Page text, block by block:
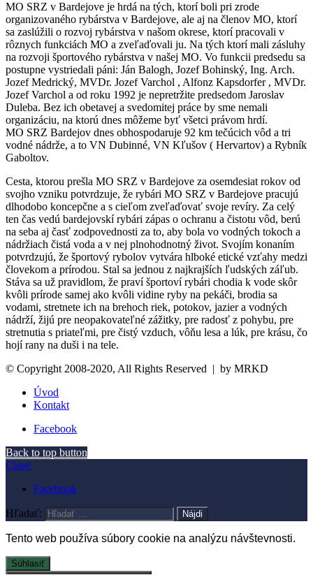
MO SRZ v Bardejove je hrdá na tých, ktorí boli pri zrode
organizovaného rybárstva v Bardejove, ale aj na členov MO, ktorí
sa zaslúžili o rozvoj rybárstva v našom okrese, ktorí pracovali v
rôznych funkciách MO a zveľaďovali ju. Na tých ktorí mali zásluhy
na rozvoji športového rybárstva v našej MO. Vo funkcii predsedu sa
postupne vystriedali páni: Ján Balogh, Jozef Bohinský, Ing. Arch.
Jozef Medrický, MVDr. Jozef Varchol , Alfonz Kapsdorfer , MVDr.
Jozef Varchol a od roku 1992 je nepretržite predsedom Jaroslav
Duleba. Bez ich obetavej a svedomitej práce by sme nemali
organizáciu, na ktorú dnes môžeme byť všetci právom hrdí.
MO SRZ Bardejov dnes obhospodaruje 92 km tečúcich vôd a tri
vodné nádrže, a to VN Dubinné, VN Kľušov ( Hervartov) a Rybník
Gaboltov.
Cesta, ktorou prešla MO SRZ v Bardejove za osemdesiat rokov od
svojho vzniku potvrdzuje, že rybári MO SRZ v Bardejove pracujú
dlhodobo koncepčne a s cieľom zveľaďovať svoje revíry. Za celý
ten čas vedú bardejovskí rybári zápas o ochranu a čistotu vôd, berú
na seba aj časť zodpovednosti za to, aby bola vo vodných tokoch a
nádržiach čistá voda a v nej plnohodnotný život. Svojím konaním
potvrdzujú, že športový rybolov vytvára hlboké etické vzťahy medzi
človekom a prírodou. Stal sa jednou z najkrajších ľudských záľub.
Stáva sa už pravidlom, že praví športoví rybári chodia k vode skôr
kvôli prírode samej ako kvôli vidine ryby na pekáči, brodia sa
vodami, stretnete ich na brehoch riek, potokov, jazier a vodných
nádrží, žijú pre neopakovateľné zážitky, pre radosť z pohybu, pre
stretnutia s priateľmi, pre čistý vzduch, vôňu lesa a lúk, pre krásu, čo
hojí rany na duši i na tele.
© Copyright 2008-2020, All Rights Reserved | by MRKD
Úvod
Kontakt
Facebook
Back to top button
Close
Facebook
Hľadať:
Tento web používa súbory cookie na analýzu návštevnosti.
Súhlasiť